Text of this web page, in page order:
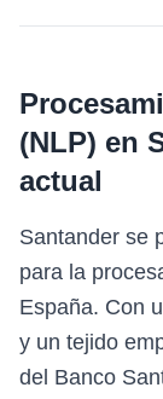
(NLP) en
actual
Santander se
para la
España. Con
y un tejido
del Banco